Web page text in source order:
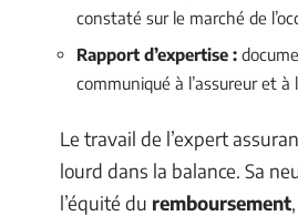
constaté sur le marché de
Rapport d’expertise :
communiqué à l’assureur et à
Le travail de l’expert
lourd dans la balance. Sa
l’équité du remboursement